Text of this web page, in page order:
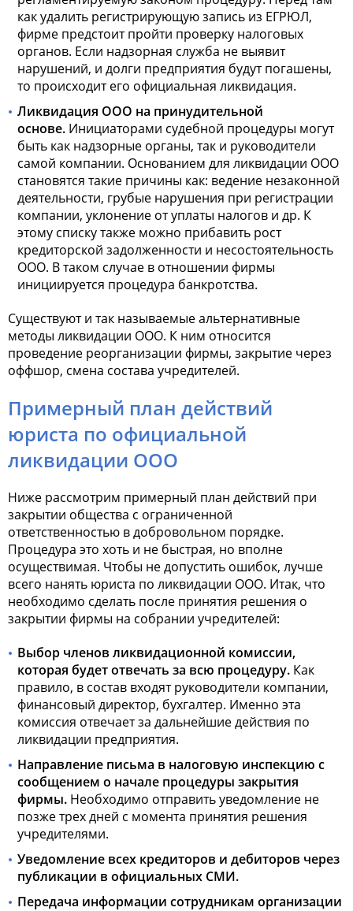
как удалить регистрирующую запись из ЕГРЮЛ,
фирме предстоит пройти проверку налоговых
органов. Если надзорная служба не выявит
нарушений, и долги предприятия будут погашены,
то происходит его официальная ликвидация.
Ликвидация ООО на принудительной
основе. Инициаторами судебной процедуры могут
быть как надзорные органы, так и руководители
самой компании. Основанием для ликвидации ООО
становятся такие причины как: ведение незаконной
деятельности, грубые нарушения при регистрации
компании, уклонение от уплаты налогов и др. К
этому списку также можно прибавить рост
кредиторской задолженности и несостоятельность
ООО. В таком случае в отношении фирмы
инициируется процедура банкротства.
Существуют и так называемые альтернативные
методы ликвидации ООО. К ним относится
проведение реорганизации фирмы, закрытие через
оффшор, смена состава учредителей.
Примерный план действий
юриста по официальной
ликвидации ООО
Ниже рассмотрим примерный план действий при
закрытии общества с ограниченной
ответственностью в добровольном порядке.
Процедура это хоть и не быстрая, но вполне
осуществимая. Чтобы не допустить ошибок, лучше
всего нанять юриста по ликвидации ООО. Итак, что
необходимо сделать после принятия решения о
закрытии фирмы на собрании учредителей:
Выбор членов ликвидационной комиссии,
которая будет отвечать за всю процедуру. Как
правило, в состав входят руководители компании,
финансовый директор, бухгалтер. Именно эта
комиссия отвечает за дальнейшие действия по
ликвидации предприятия.
Направление письма в налоговую инспекцию с
сообщением о начале процедуры закрытия
фирмы. Необходимо отправить уведомление не
позже трех дней с момента принятия решения
учредителями.
Уведомление всех кредиторов и дебиторов через
публикации в официальных СМИ.
Передача информации сотрудникам организации